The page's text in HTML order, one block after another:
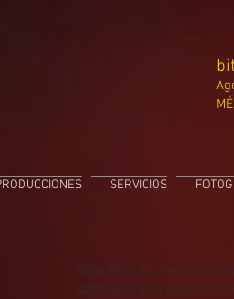
SERVICIOS
Realizada en una planta
porcelanizado, esta serie